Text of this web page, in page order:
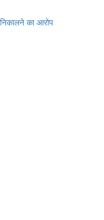
का आरोप